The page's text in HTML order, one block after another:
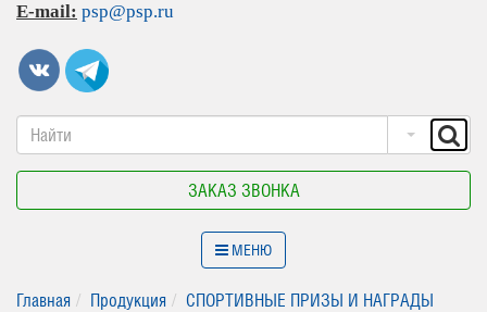
E-mail: psp@psp.ru
ЗАКАЗ ЗВОНКА
МЕНЮ
Главная Продукция
СПОРТИВНЫЕ ПРИЗЫ И НАГРАДЫ